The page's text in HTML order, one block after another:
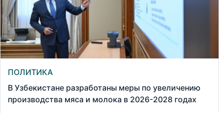
ПОЛИТИКА
В Узбекистане разработаны меры по увеличению
производства мяса и молока в 2026-2028 годах